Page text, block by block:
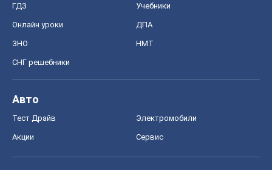
ГДЗ Учебники
Онлайн уроки ДПА
ЗНО НМТ
СНГ решебники
Авто
Тест Драйв Электромобили
Акции Сервис